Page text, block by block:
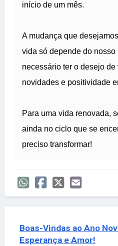
início de um mês.
A mudança que
vida só depende do nosso
necessário ter o desejo
novidades e positividade
Para uma vida renovada,
ainda no ciclo que se
preciso transformar!
Boas-Vindas ao Ano
Esperança e Amor!